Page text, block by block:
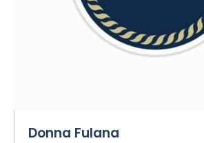
Donna Fulana